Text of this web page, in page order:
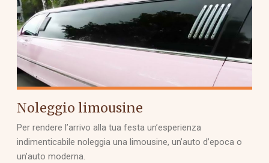
Noleggio limousine
Per rendere l’arrivo alla tua festa un’esperienza
indimenticabile noleggia una limousine, un’auto d’epoca o
un’auto moderna.